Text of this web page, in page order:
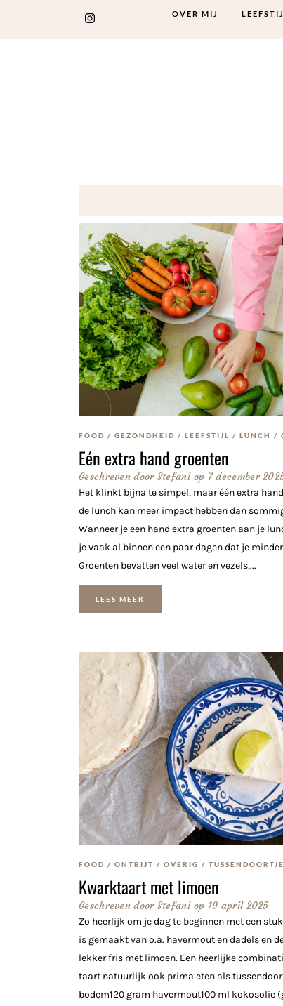
OVER MIJ
FOOD / GEZONDHEID / LEEFSTIJL / LUNCH /
Eén extra hand groenten
Geschreven doorStefani op 7 december
Het klinkt bijna te simpel, maar één extra
de lunch kan meer impact hebben dan
Wanneer je een hand extra groenten aan je
je vaak al binnen een paar dagen dat je
Groenten bevatten veel water en vezels,...
LEES MEER
FOOD / ONTBIJT / OVERIG /
Kwarktaart met limoen
Geschreven doorStefani op 19 april 2025
Zo heerlijk om je dag te beginnen met een
is gemaakt van o.a. havermout en dadels en
lekker fris met limoen. Een heerlijke
taart natuurlijk ook prima eten als
bodem120 gram havermout100 ml kokosolie